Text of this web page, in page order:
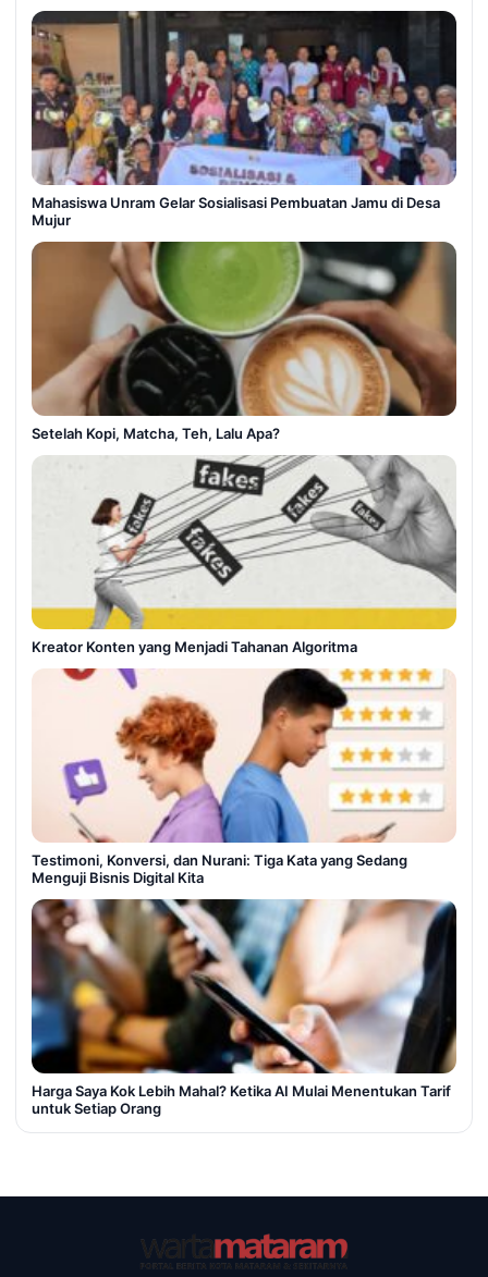
Mahasiswa Unram Gelar Sosialisasi Pembuatan Jamu di Desa
Mujur
Setelah Kopi, Matcha, Teh, Lalu Apa?
Kreator Konten yang Menjadi Tahanan Algoritma
Testimoni, Konversi, dan Nurani: Tiga Kata yang Sedang
Menguji Bisnis Digital Kita
Harga Saya Kok Lebih Mahal? Ketika AI Mulai Menentukan Tarif
untuk Setiap Orang